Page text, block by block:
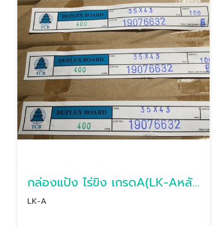
กล่องแป้ง ไร่ขิง เกรดA(LK-Aหลังเทา)
LK-A